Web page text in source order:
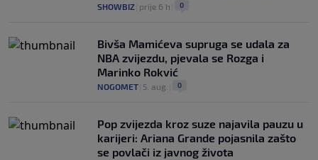
SHOWBIZ prije 6 h 0
Bivša Mamićeva supruga se udala za
NBA zvijezdu, pjevala se Rozga i
Marinko Rokvić
NOGOMET 5. aug. 0
Pop zvijezda kroz suze najavila pauzu u
karijeri: Ariana Grande pojasnila zašto
se povlači iz javnog života